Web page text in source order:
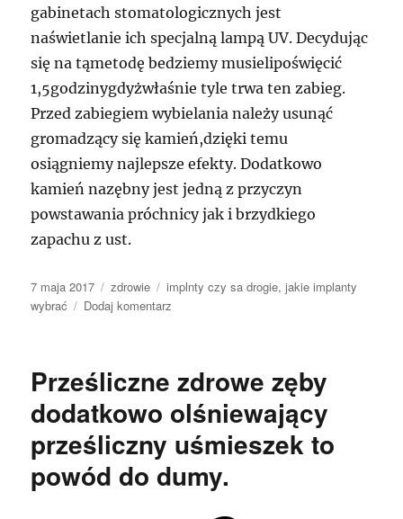
gabinetach stomatologicznych jest
naświetlanie ich specjalną lampą UV. Decydując
się na tąmetodę bedziemy musielipoświęcić
1,5godzinygdyżwłaśnie tyle trwa ten zabieg.
Przed zabiegiem wybielania należy usunąć
gromadzący się kamień,dzięki temu
osiągniemy najlepsze efekty. Dodatkowo
kamień nazębny jest jedną z przyczyn
powstawania próchnicy jak i brzydkiego
zapachu z ust.
Data
publikacji
7 maja 2017 Kategorie
zdrowie Tagi
implnty czy sa drogie,jakie implanty
wybrać
Dodaj komentarz
się
większe
ubytki
w
ustach
natomiast
Prześliczne zdrowe zęby
dodatkowo olśniewający
prześliczny uśmieszek to
powód do dumy.